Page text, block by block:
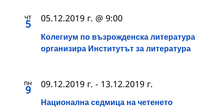
чт
5
Колегиум по възрожденска литература
организира Институтът за литература
05.12.2019 г. @ 9:00
пн
9
Национална седмица на четенето
09.12.2019 г. - 13.12.2019 г.